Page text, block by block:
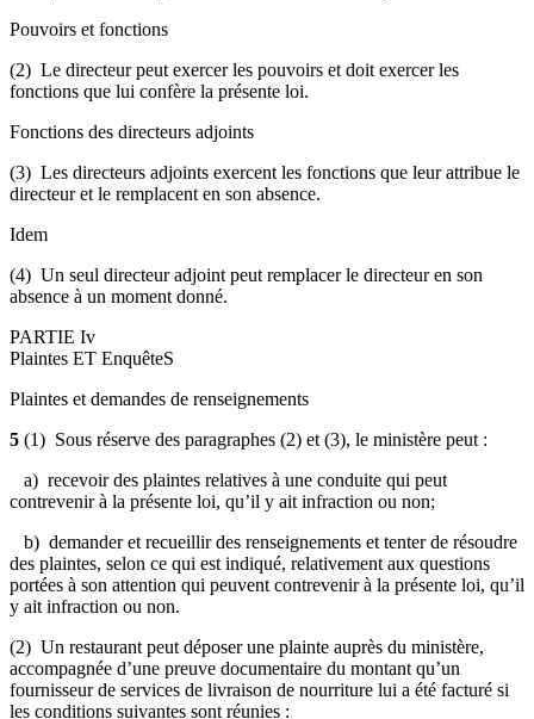
Pouvoirs et fonctions
(2) Le directeur peut exercer les pouvoirs et doit exercer les
fonctions que lui confère la présente loi.
Fonctions des directeurs adjoints
(3) Les directeurs adjoints exercent les fonctions que leur attribue le
directeur et le remplacent en son absence.
Idem
(4) Un seul directeur adjoint peut remplacer le directeur en son
absence à un moment donné.
PARTIE Iv
Plaintes ET EnquêteS
Plaintes et demandes de renseignements
5 (1) Sous réserve des paragraphes (2) et (3), le ministère peut :
a) recevoir des plaintes relatives à une conduite qui peut
contrevenir à la présente loi, qu’il y ait infraction ou non;
b) demander et recueillir des renseignements et tenter de résoudre
des plaintes, selon ce qui est indiqué, relativement aux questions
portées à son attention qui peuvent contrevenir à la présente loi, qu’il
y ait infraction ou non.
(2) Un restaurant peut déposer une plainte auprès du ministère,
accompagnée d’une preuve documentaire du montant qu’un
fournisseur de services de livraison de nourriture lui a été facturé si
les conditions suivantes sont réunies :